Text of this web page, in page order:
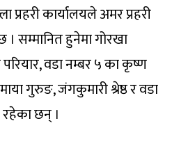
कार्यालयले अमर प्रहरी
। सम्मानित हुनेमा गोरखा
वडा नम्बर ५ का कृष्ण
गुरुङ, जंगकुमारी श्रेष्ठ र वडा
छन् ।